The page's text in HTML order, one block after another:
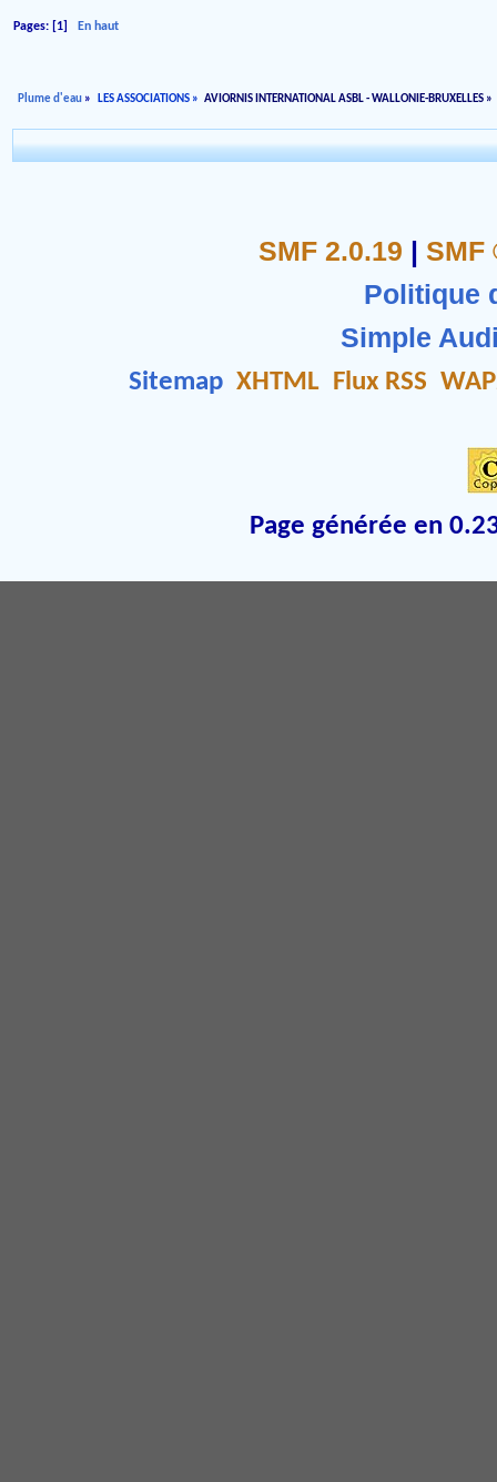
Pages: [ 1 En haut
Plume d'eau » LES ASSOCIATIONS» AVIORNIS INTERNATIONAL ASBL - WALLONIE-BRUXELLES »
SMF 2.0.19 | SMF
Politique
Simple
Sitemap XHTML Flux RSS
Page générée en